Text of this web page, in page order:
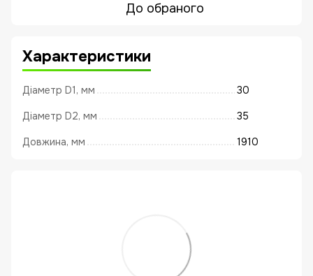
До обраного
Характеристики
Діаметр D1, мм 30
Діаметр D2, мм 35
Довжина, мм 1910